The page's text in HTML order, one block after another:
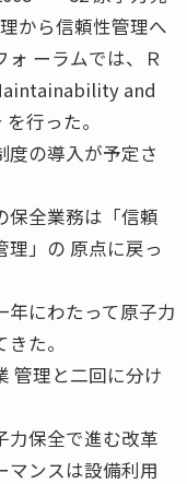
から信頼性管理へ
ーラムでは、Ｒ
and
行った。
度の導入が予定さ
保全業務は「信頼
」の 原点に戻っ
年にわたって原子力
た。
管理と二回に分け
力保全で進む改革
ンスは設備利用